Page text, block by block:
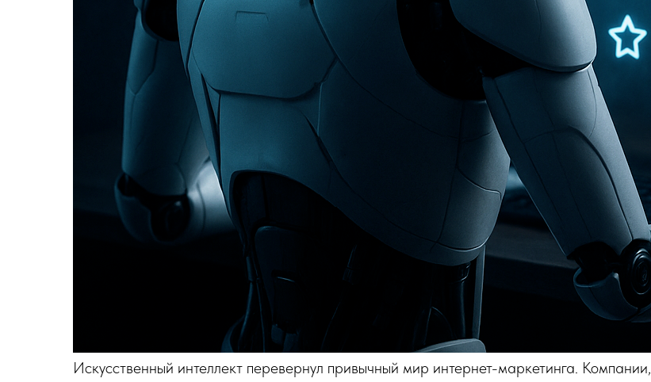
Искусственный интеллект перевернул привычный мир интернет-маркетинга. Компании,